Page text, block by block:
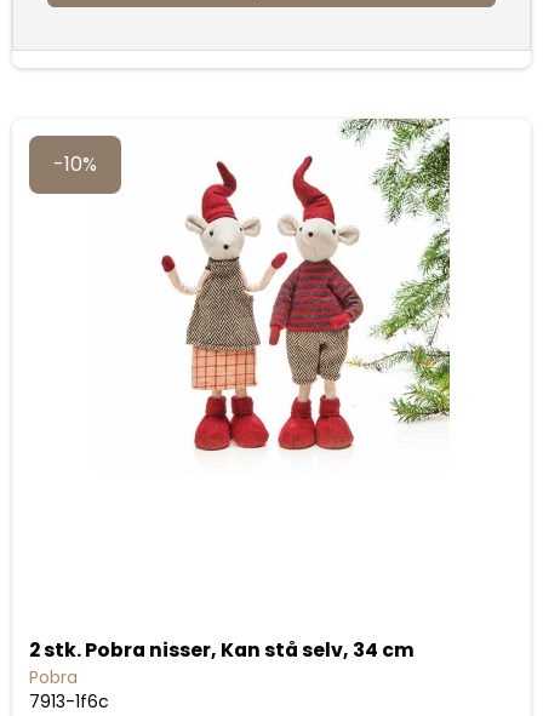
-10%
2 stk. Pobra nisser, Kan stå selv, 34 cm
Pobra
7913-1f6c